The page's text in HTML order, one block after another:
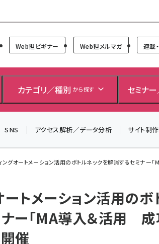
Forum
Web担ビギナー Web担メルマガ 連載
カテゴリ／種別 から探す セミナ
SNS アクセス解析／データ分析 サイト制
ングオートメーション活用のボトルネックを解消するセミナ
ートメーション活用のボ
ー「MA導入＆活用
催
＼ 読者アンケートにご協力ください ／
▼アンケートページはこちらから▼